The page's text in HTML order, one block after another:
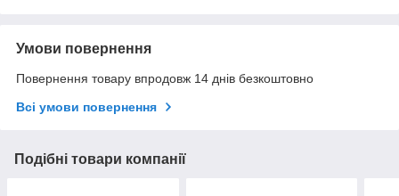
Умови повернення
Повернення товару впродовж 14 днів безкоштовно
Всі умови повернення
Подібні товари компанії